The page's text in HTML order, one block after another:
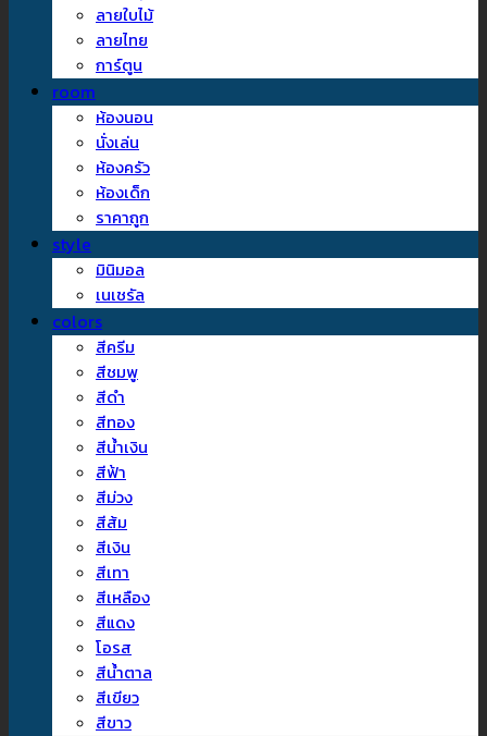
ลายใบไม้
ลายไทย
การ์ตูน
room
ห้องนอน
นั่งเล่น
ห้องครัว
ห้องเด็ก
ราคาถูก
style
มินิมอล
เนเชรัล
colors
สีครีม
สีชมพู
สีดำ
สีทอง
สีน้ำเงิน
สีฟ้า
สีม่วง
สีส้ม
สีเงิน
สีเทา
สีเหลือง
สีแดง
โอรส
สีน้ำตาล
สีเขียว
สีขาว